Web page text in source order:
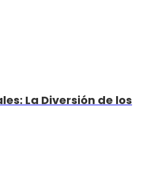
La Diversión de los